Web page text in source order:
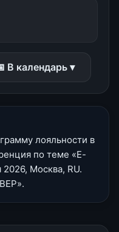
В календарь ▾
лояльности в
по теме «E-
Москва, RU.